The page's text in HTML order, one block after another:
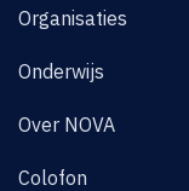
Organisaties
Onderwijs
Over NOVA
Colofon